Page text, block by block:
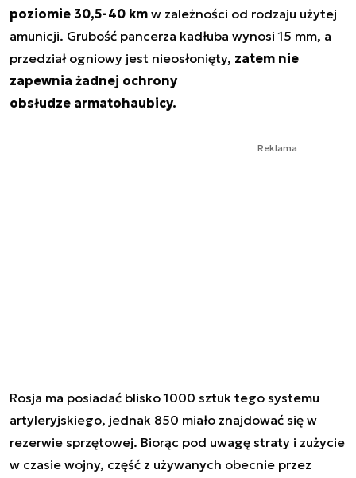
poziomie 30,5-40 km w zależności od rodzaju użytej
amunicji. Grubość pancerza kadłuba wynosi 15 mm, a
przedział ogniowy jest nieosłonięty, zatem nie
zapewnia żadnej ochrony
obsłudze armatohaubicy.
Reklama
Rosja ma posiadać blisko 1000 sztuk tego systemu
artyleryjskiego, jednak 850 miało znajdować się w
rezerwie sprzętowej. Biorąc pod uwagę straty i zużycie
w czasie wojny, część z używanych obecnie przez